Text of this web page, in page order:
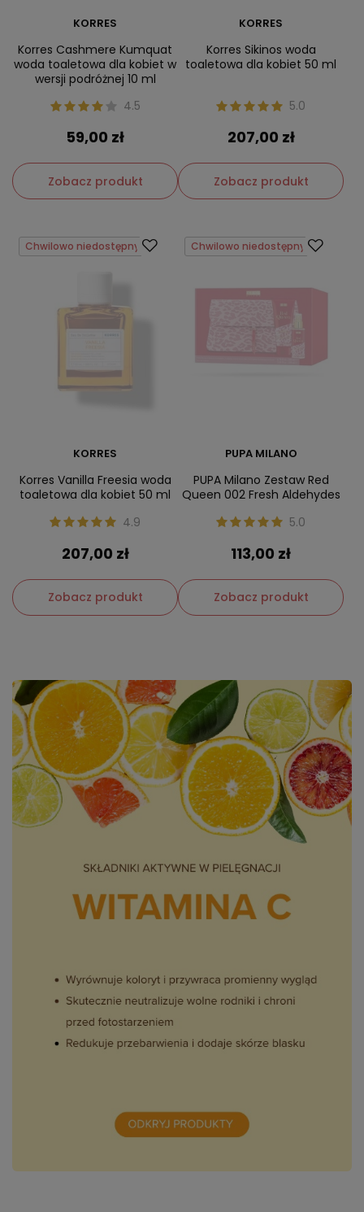
KORRES
Korres Cashmere Kumquat
woda toaletowa dla kobiet w
wersji podróżnej 10 ml
4.5
59,00 zł
Zobacz produkt
KORRES
Korres Sikinos woda
toaletowa dla kobiet 50 ml
5.0
207,00 zł
Zobacz produkt
Chwilowo niedostępny
KORRES
Korres Vanilla Freesia woda
toaletowa dla kobiet 50 ml
4.9
207,00 zł
Zobacz produkt
Chwilowo niedostępny
PUPA MILANO
PUPA Milano Zestaw Red
Queen 002 Fresh Aldehydes
5.0
113,00 zł
Zobacz produkt